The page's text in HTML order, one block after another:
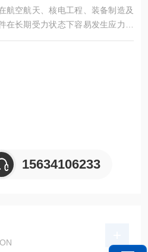
航空航天、核电工程、装备制造及
在长期受力状态下容易发生应力松
性、密封性能及使用寿命。是专为
产品设计与寿命评估提供关键数据
15634106233